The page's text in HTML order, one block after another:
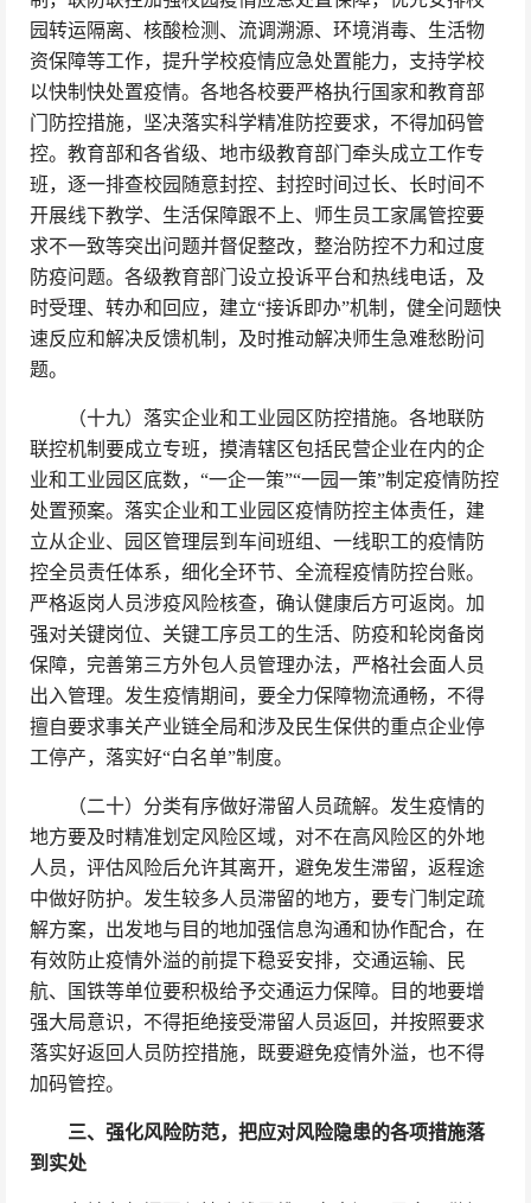
园转运隔离、核酸检测、流调溯源、环境消毒、生活物
资保障等工作，提升学校疫情应急处置能力，支持学校
以快制快处置疫情。各地各校要严格执行国家和教育部
门防控措施，坚决落实科学精准防控要求，不得加码管
控。教育部和各省级、地市级教育部门牵头成立工作专
班，逐一排查校园随意封控、封控时间过长、长时间不
开展线下教学、生活保障跟不上、师生员工家属管控要
求不一致等突出问题并督促整改，整治防控不力和过度
防疫问题。各级教育部门设立投诉平台和热线电话，及
时受理、转办和回应，建立“接诉即办”机制，健全问题快
速反应和解决反馈机制，及时推动解决师生急难愁盼问
题。
（十九）落实企业和工业园区防控措施。各地联防
联控机制要成立专班，摸清辖区包括民营企业在内的企
业和工业园区底数，“一企一策”“一园一策”制定疫情防控
处置预案。落实企业和工业园区疫情防控主体责任，建
立从企业、园区管理层到车间班组、一线职工的疫情防
控全员责任体系，细化全环节、全流程疫情防控台账。
严格返岗人员涉疫风险核查，确认健康后方可返岗。加
强对关键岗位、关键工序员工的生活、防疫和轮岗备岗
保障，完善第三方外包人员管理办法，严格社会面人员
出入管理。发生疫情期间，要全力保障物流通畅，不得
擅自要求事关产业链全局和涉及民生保供的重点企业停
工停产，落实好“白名单”制度。
（二十）分类有序做好滞留人员疏解。发生疫情的
地方要及时精准划定风险区域，对不在高风险区的外地
人员，评估风险后允许其离开，避免发生滞留，返程途
中做好防护。发生较多人员滞留的地方，要专门制定疏
解方案，出发地与目的地加强信息沟通和协作配合，在
有效防止疫情外溢的前提下稳妥安排，交通运输、民
航、国铁等单位要积极给予交通运力保障。目的地要增
强大局意识，不得拒绝接受滞留人员返回，并按照要求
落实好返回人员防控措施，既要避免疫情外溢，也不得
加码管控。
三、强化风险防范，把应对风险隐患的各项措施落
到实处